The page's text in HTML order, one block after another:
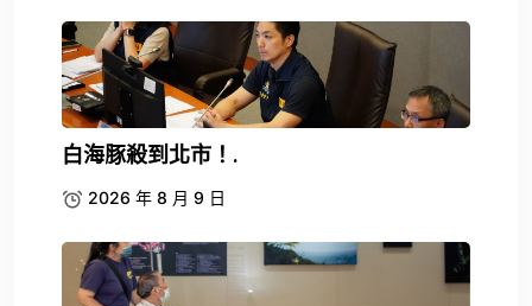
白海豚殺到北市！.
2026 年 8 月 9 日